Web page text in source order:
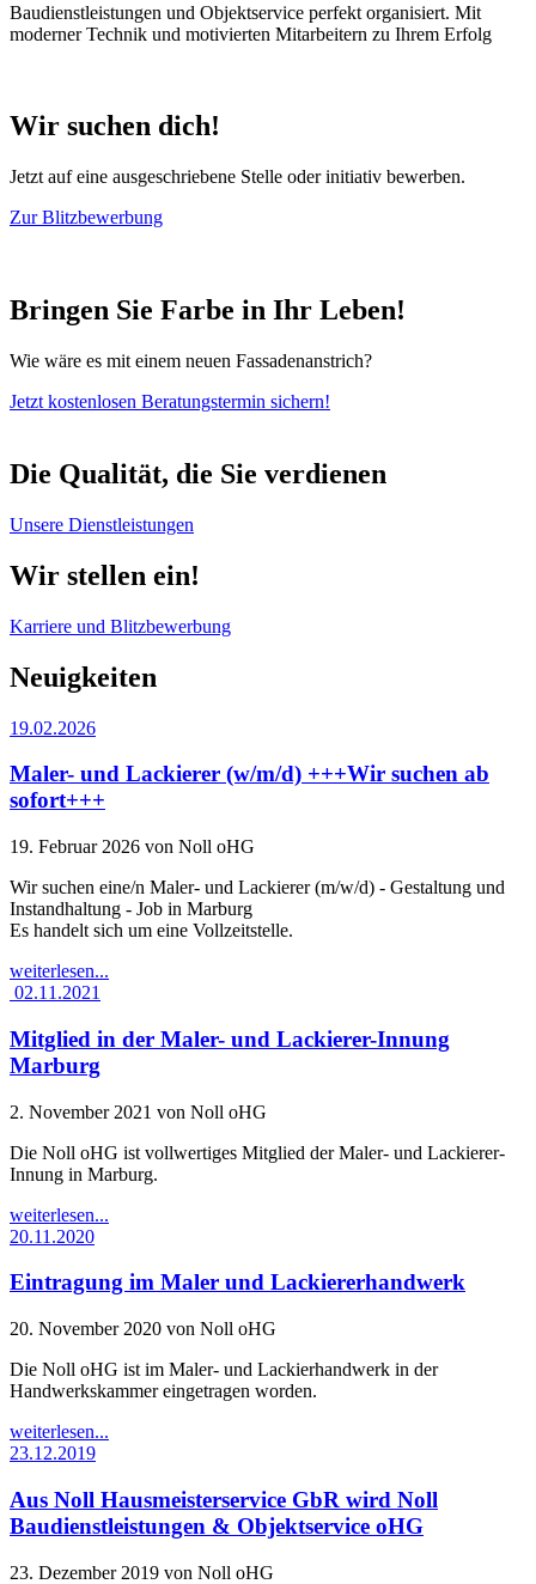
Baudienstleistungen und Objektservice perfekt organisiert. Mit
moderner Technik und motivierten Mitarbeitern zu Ihrem Erfolg
Wir suchen dich!
Jetzt auf eine ausgeschriebene Stelle oder initiativ bewerben.
Zur Blitzbewerbung
Bringen Sie Farbe in Ihr Leben!
Wie wäre es mit einem neuen Fassadenanstrich?
Jetzt kostenlosen Beratungstermin sichern!
Die Qualität, die Sie verdienen
Unsere Dienstleistungen
Wir stellen ein!
Karriere und Blitzbewerbung
Neuigkeiten
19.02.2026
Maler- und Lackierer (w/m/d) +++Wir suchen ab
sofort+++
19. Februar 2026 von Noll oHG
Wir suchen eine/n Maler- und Lackierer (m/w/d) - Gestaltung und
Instandhaltung - Job in Marburg
Es handelt sich um eine Vollzeitstelle.
weiterlesen...
02.11.2021
Mitglied in der Maler- und Lackierer-Innung
Marburg
2. November 2021 von Noll oHG
Die Noll oHG ist vollwertiges Mitglied der Maler- und Lackierer-
Innung in Marburg.
weiterlesen...
20.11.2020
Eintragung im Maler und Lackiererhandwerk
20. November 2020 von Noll oHG
Die Noll oHG ist im Maler- und Lackierhandwerk in der
Handwerkskammer eingetragen worden.
weiterlesen...
23.12.2019
Aus Noll Hausmeisterservice GbR wird Noll
Baudienstleistungen & Objektservice oHG
23. Dezember 2019 von Noll oHG